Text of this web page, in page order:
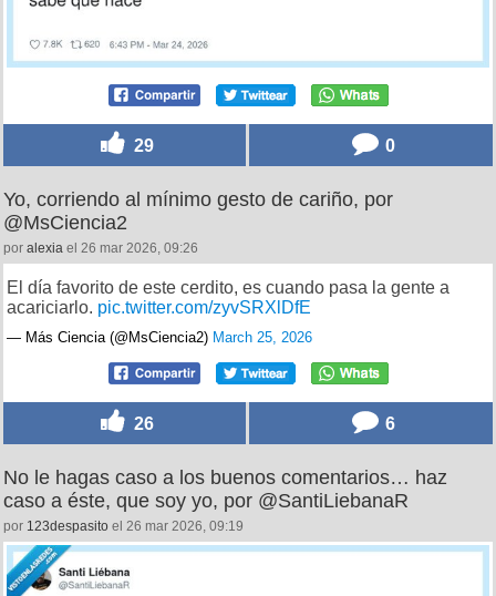
29 0
Yo, corriendo al mínimo gesto de cariño, por
@MsCiencia2
por alexia el 26 mar 2026, 09:26
El día favorito de este cerdito, es cuando pasa la gente a
acariciarlo. pic.twitter.com/zyvSRXlDfE
— Más Ciencia (@MsCiencia2) March 25, 2026
26 6
No le hagas caso a los buenos comentarios… haz
caso a éste, que soy yo, por @SantiLiebanaR
por 123despasito el 26 mar 2026, 09:19